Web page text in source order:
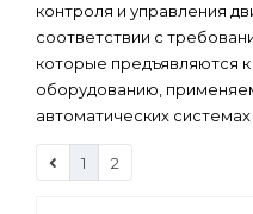
контроля и управления
соответствии с
которые предъявляются
оборудованию,
автоматических
1 2